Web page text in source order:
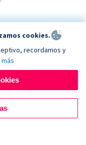
DAMAGES, OR
OUT OF OR RELATING
OUT OF OR
MONTHS PRECEDING
cookies.
recordamos y